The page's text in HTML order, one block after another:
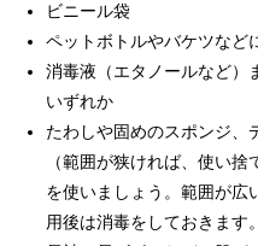
ビニール袋
ペットボトルやバケツなど
消毒液（エタノールなど）
いずれか
たわしや固めのスポンジ、
（範囲が狭ければ、使い
を使いましょう。範囲が広
用後は消毒をしておきます